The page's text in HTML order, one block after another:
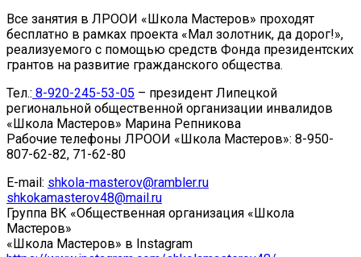
Все занятия в ЛРООИ «Школа Мастеров» проходят
бесплатно в рамках проекта «Мал золотник, да дорог!»,
реализуемого с помощью средств Фонда президентских
грантов на развитие гражданского общества.
Тел.: 8-920-245-53-05 – президент Липецкой
региональной общественной организации инвалидов
«Школа Мастеров» Марина Репникова
Рабочие телефоны ЛРООИ «Школа Мастеров»: 8-950-
807-62-82, 71-62-80
E-mail: shkola-masterov@rambler.ru
shkokamasterov48@mail.ru
Группа ВК «Общественная организация «Школа
Мастеров»
«Школа Мастеров» в Instagram